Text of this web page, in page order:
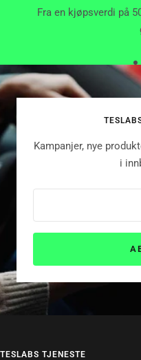
Fra en kjøpsverdi på
til
Kampanjer, nye
i
TESLABS TJENESTE